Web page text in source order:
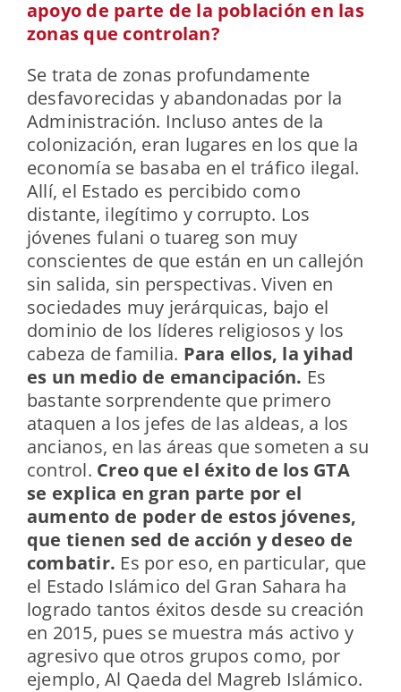
apoyo de parte de la población en las
zonas que controlan?
Se trata de zonas profundamente
desfavorecidas y abandonadas por la
Administración. Incluso antes de la
colonización, eran lugares en los que la
economía se basaba en el tráfico ilegal.
Allí, el Estado es percibido como
distante, ilegítimo y corrupto. Los
jóvenes fulani o tuareg son muy
conscientes de que están en un callejón
sin salida, sin perspectivas. Viven en
sociedades muy jerárquicas, bajo el
dominio de los líderes religiosos y los
cabeza de familia. Para ellos, la yihad
es un medio de emancipación. Es
bastante sorprendente que primero
ataquen a los jefes de las aldeas, a los
ancianos, en las áreas que someten a su
control. Creo que el éxito de los GTA
se explica en gran parte por el
aumento de poder de estos jóvenes,
que tienen sed de acción y deseo de
combatir. Es por eso, en particular, que
el Estado Islámico del Gran Sahara ha
logrado tantos éxitos desde su creación
en 2015, pues se muestra más activo y
agresivo que otros grupos como, por
ejemplo, Al Qaeda del Magreb Islámico.